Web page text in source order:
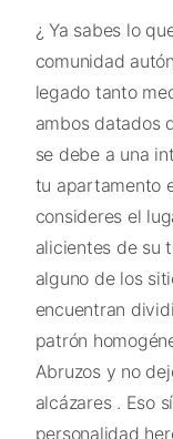
¿ Ya sabes lo
comunidad
legado tanto
ambos datados
se debe a una
tu apartamento
consideres el
alicientes de su
alguno de los
encuentran
patrón
Abruzos y no
alcázares . Eso
personalidad